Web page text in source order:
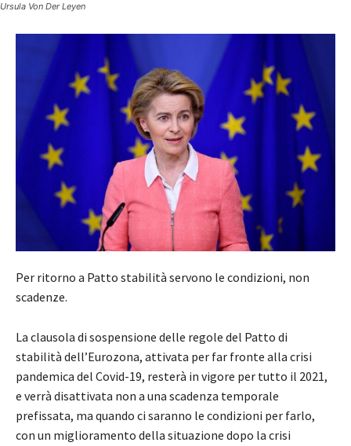
Ursula Von Der Leyen
Per ritorno a Patto stabilità servono le condizioni, non
scadenze.
La clausola di sospensione delle regole del Patto di
stabilità dell’Eurozona, attivata per far fronte alla crisi
pandemica del Covid-19, resterà in vigore per tutto il 2021,
e verrà disattivata non a una scadenza temporale
prefissata, ma quando ci saranno le condizioni per farlo,
con un miglioramento della situazione dopo la crisi